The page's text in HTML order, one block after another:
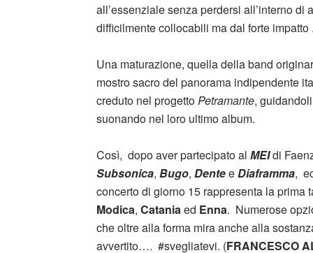
all’essenziale senza perdersi all’interno
difficilmente collocabili ma dal forte impatto .
Una maturazione, quella della band
mostro sacro del panorama indipendente
creduto nel progetto Petramante,
suonando nel loro ultimo album.
Così, dopo aver partecipato al MEIdi
Subsonica, Bugo, DenteeDiaframma,
concerto di giorno 15 rappresenta la prima
Modica, Catania ed Enna. Numerose
che oltre alla forma mira anche alla
avvertito…. #svegliatevi. (FRANCESCO